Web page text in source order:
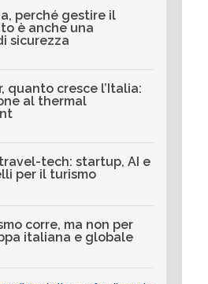
perché gestire il
è anche una
sicurezza
quanto cresce l’Italia:
al thermal
tech: startup, AI e
per il turismo
corre, ma non per
italiana e globale